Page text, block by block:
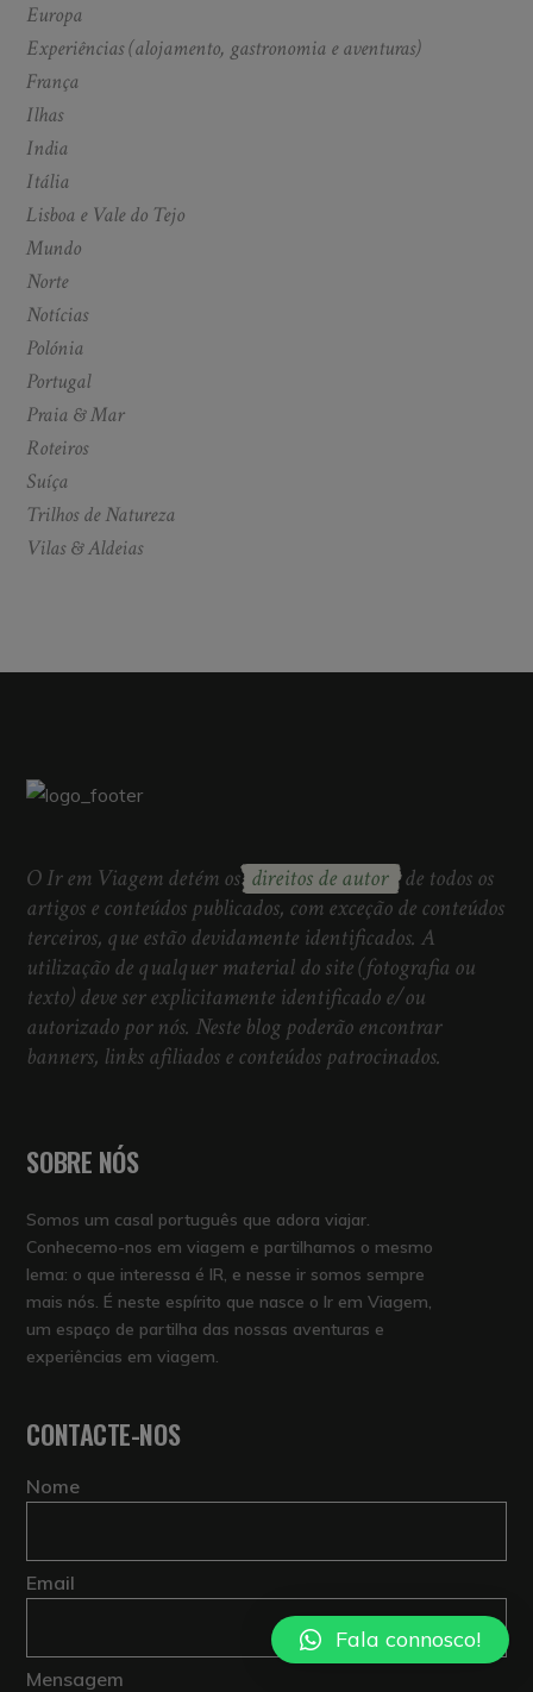
Europa
Experiências (alojamento, gastronomia e aventuras)
França
Ilhas
India
Itália
Lisboa e Vale do Tejo
Mundo
Norte
Notícias
Polónia
Portugal
Praia & Mar
Roteiros
Suíça
Trilhos de Natureza
Vilas & Aldeias
O Ir em Viagem detém os direitos de autor de todos os
artigos e conteúdos publicados, com exceção de conteúdos
terceiros, que estão devidamente identificados. A
utilização de qualquer material do site (fotografia ou
texto) deve ser explicitamente identificado e/ou
autorizado por nós. Neste blog poderão encontrar
banners, links afiliados e conteúdos patrocinados.
SOBRE NÓS
Somos um casal português que adora viajar.
Conhecemo-nos em viagem e partilhamos o mesmo
lema: o que interessa é IR, e nesse ir somos sempre
mais nós. É neste espírito que nasce o Ir em Viagem,
um espaço de partilha das nossas aventuras e
experiências em viagem.
CONTACTE-NOS
Nome
Email
Mensagem
Fala connosco!